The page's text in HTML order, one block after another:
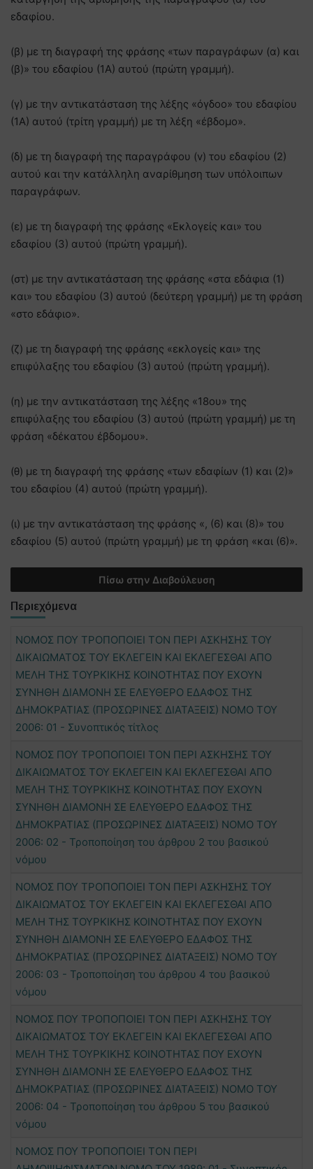
εδαφίου.
(β) με τη διαγραφή της φράσης «των παραγράφων (α) και
(β)» του εδαφίου (1Α) αυτού (πρώτη γραμμή).
(γ) με την αντικατάσταση της λέξης «όγδοο» του εδαφίου
(1Α) αυτού (τρίτη γραμμή) με τη λέξη «έβδομο».
(δ) με τη διαγραφή της παραγράφου (v) του εδαφίου (2)
αυτού και την κατάλληλη αναρίθμηση των υπόλοιπων
παραγράφων.
(ε) με τη διαγραφή της φράσης «Εκλογείς και» του
εδαφίου (3) αυτού (πρώτη γραμμή).
(στ) με την αντικατάσταση της φράσης «στα εδάφια (1)
και» του εδαφίου (3) αυτού (δεύτερη γραμμή) με τη φράση
«στο εδάφιο».
(ζ) με τη διαγραφή της φράσης «εκλογείς και» της
επιφύλαξης του εδαφίου (3) αυτού (πρώτη γραμμή).
(η) με την αντικατάσταση της λέξης «18ου» της
επιφύλαξης του εδαφίου (3) αυτού (πρώτη γραμμή) με τη
φράση «δέκατου έβδομου».
(θ) με τη διαγραφή της φράσης «των εδαφίων (1) και (2)»
του εδαφίου (4) αυτού (πρώτη γραμμή).
(ι) με την αντικατάσταση της φράσης «, (6) και (8)» του
εδαφίου (5) αυτού (πρώτη γραμμή) με τη φράση «και (6)».
Πίσω στην Διαβούλευση
Περιεχόμενα
ΝΟΜΟΣ ΠΟΥ ΤΡΟΠΟΠΟΙΕΙ ΤΟΝ ΠΕΡΙ ΑΣΚΗΣΗΣ ΤΟΥ
ΔΙΚΑΙΩΜΑΤΟΣ ΤΟΥ ΕΚΛΕΓΕΙΝ ΚΑΙ ΕΚΛΕΓΕΣΘΑΙ ΑΠΟ
ΜΕΛΗ ΤΗΣ ΤΟΥΡΚΙΚΗΣ ΚΟΙΝΟΤΗΤΑΣ ΠΟΥ ΕΧΟΥΝ
ΣΥΝΗΘΗ ΔΙΑΜΟΝΗ ΣΕ ΕΛΕΥΘΕΡΟ ΕΔΑΦΟΣ ΤΗΣ
ΔΗΜΟΚΡΑΤΙΑΣ (ΠΡΟΣΩΡΙΝΕΣ ΔΙΑΤΑΞΕΙΣ) ΝΟΜΟ ΤΟΥ
2006: 01 - Συνοπτικός τίτλος
ΝΟΜΟΣ ΠΟΥ ΤΡΟΠΟΠΟΙΕΙ ΤΟΝ ΠΕΡΙ ΑΣΚΗΣΗΣ ΤΟΥ
ΔΙΚΑΙΩΜΑΤΟΣ ΤΟΥ ΕΚΛΕΓΕΙΝ ΚΑΙ ΕΚΛΕΓΕΣΘΑΙ ΑΠΟ
ΜΕΛΗ ΤΗΣ ΤΟΥΡΚΙΚΗΣ ΚΟΙΝΟΤΗΤΑΣ ΠΟΥ ΕΧΟΥΝ
ΣΥΝΗΘΗ ΔΙΑΜΟΝΗ ΣΕ ΕΛΕΥΘΕΡΟ ΕΔΑΦΟΣ ΤΗΣ
ΔΗΜΟΚΡΑΤΙΑΣ (ΠΡΟΣΩΡΙΝΕΣ ΔΙΑΤΑΞΕΙΣ) ΝΟΜΟ ΤΟΥ
2006: 02 - Τροποποίηση του άρθρου 2 του βασικού
νόμου
ΝΟΜΟΣ ΠΟΥ ΤΡΟΠΟΠΟΙΕΙ ΤΟΝ ΠΕΡΙ ΑΣΚΗΣΗΣ ΤΟΥ
ΔΙΚΑΙΩΜΑΤΟΣ ΤΟΥ ΕΚΛΕΓΕΙΝ ΚΑΙ ΕΚΛΕΓΕΣΘΑΙ ΑΠΟ
ΜΕΛΗ ΤΗΣ ΤΟΥΡΚΙΚΗΣ ΚΟΙΝΟΤΗΤΑΣ ΠΟΥ ΕΧΟΥΝ
ΣΥΝΗΘΗ ΔΙΑΜΟΝΗ ΣΕ ΕΛΕΥΘΕΡΟ ΕΔΑΦΟΣ ΤΗΣ
ΔΗΜΟΚΡΑΤΙΑΣ (ΠΡΟΣΩΡΙΝΕΣ ΔΙΑΤΑΞΕΙΣ) ΝΟΜΟ ΤΟΥ
2006: 03 - Τροποποίηση του άρθρου 4 του βασικού
νόμου
ΝΟΜΟΣ ΠΟΥ ΤΡΟΠΟΠΟΙΕΙ ΤΟΝ ΠΕΡΙ ΑΣΚΗΣΗΣ ΤΟΥ
ΔΙΚΑΙΩΜΑΤΟΣ ΤΟΥ ΕΚΛΕΓΕΙΝ ΚΑΙ ΕΚΛΕΓΕΣΘΑΙ ΑΠΟ
ΜΕΛΗ ΤΗΣ ΤΟΥΡΚΙΚΗΣ ΚΟΙΝΟΤΗΤΑΣ ΠΟΥ ΕΧΟΥΝ
ΣΥΝΗΘΗ ΔΙΑΜΟΝΗ ΣΕ ΕΛΕΥΘΕΡΟ ΕΔΑΦΟΣ ΤΗΣ
ΔΗΜΟΚΡΑΤΙΑΣ (ΠΡΟΣΩΡΙΝΕΣ ΔΙΑΤΑΞΕΙΣ) ΝΟΜΟ ΤΟΥ
2006: 04 - Τροποποίηση του άρθρου 5 του βασικού
νόμου
ΝΟΜΟΣ ΠΟΥ ΤΡΟΠΟΠΟΙΕΙ ΤΟΝ ΠΕΡΙ